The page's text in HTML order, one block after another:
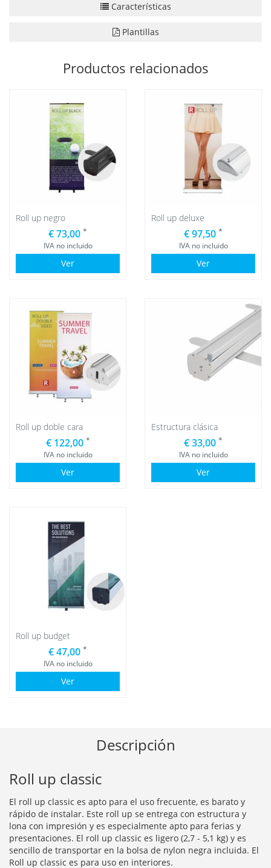
Características
Plantillas
Productos relacionados
Roll up negro
€ 73,00 *
IVA no incluido
Ver
Roll up deluxe
€ 97,50 *
IVA no incluido
Ver
Roll up doble cara
€ 122,00 *
IVA no incluido
Ver
Estructura clásica
€ 33,00 *
IVA no incluido
Ver
Roll up budget
€ 47,00 *
IVA no incluido
Ver
Descripción
Roll up classic
El roll up classic es apto para el uso frecuente, es barato y
rápido de instalar. Este roll up se entrega con estructura y
lona con impresión y es especialmente apto para ferias y
presentaciones. El roll up classic es ligero (2,7 - 5,1 kg) y es
sencillo de transportar en la bolsa de nylon negra incluida. El
Roll up classic es para uso en interiores.